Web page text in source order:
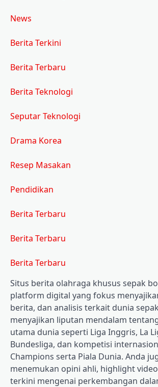
News
Berita Terkini
Berita Terbaru
Berita Teknologi
Seputar Teknologi
Drama Korea
Resep Masakan
Pendidikan
Berita Terbaru
Berita Terbaru
Berita Terbaru
Situs berita olahraga khusus sepak
platform digital yang fokus
berita, dan analisis terkait dunia
menyajikan liputan mendalam
utama dunia seperti Liga Inggris, La
Bundesliga, dan kompetisi
Champions serta Piala Dunia. Anda
menemukan opini ahli, highlight
terkini mengenai perkembangan